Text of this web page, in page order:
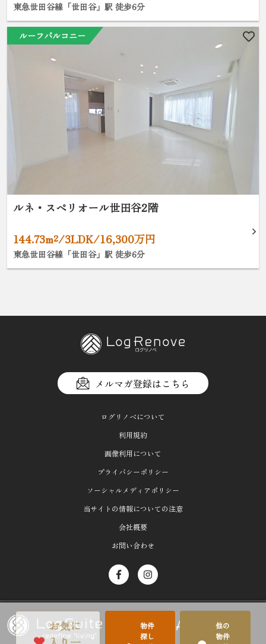
東急世田谷線「世田谷」駅 徒歩6分
ルーフバルコニー
ルネ・スペリオール世田谷2階
144.73m²/3LDK/16,300万円
東急世田谷線「世田谷」駅 徒歩6分
メルマガ登録はこちら
ログリノベについて
利用規約
画像利用について
プライバシーポリシー
ソーシャルメディアポリシー
当サイトの情報についての注意
会社概要
お問い合わせ
お気に
物件
探し
他の
物件